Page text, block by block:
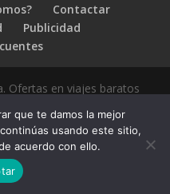
Contactar
Publicidad
Ofertas en viajes baratos
que te damos la mejor
usando este sitio,
acuerdo con ello.